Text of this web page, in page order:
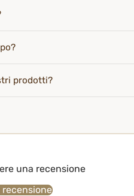
prodotti?
una recensione